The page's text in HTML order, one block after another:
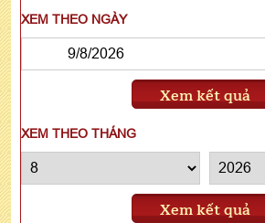
XEM THEO NGÀY
Xem kết quả
XEM THEO THÁNG
Xem kết quả